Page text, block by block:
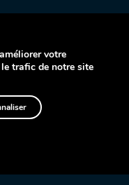
votre
trafic de notre site